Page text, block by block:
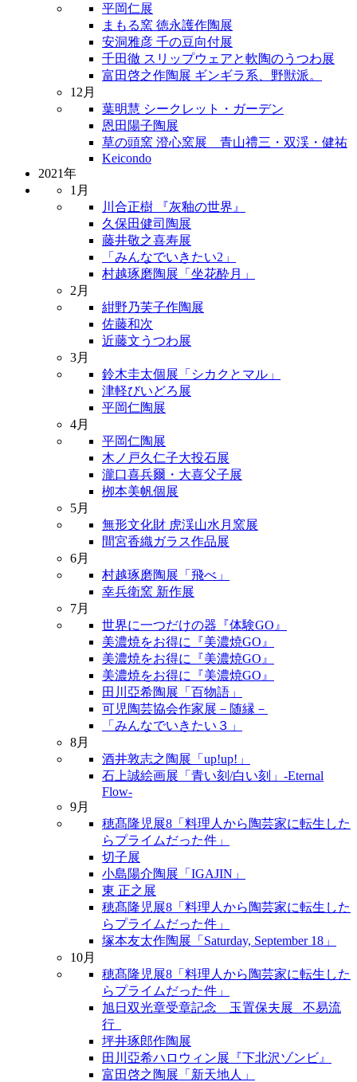
平岡仁展
まもる窯 徳永護作陶展
安洞雅彦 千の豆向付展
千田徹 スリップウェアと軟陶のうつわ展
富田啓之作陶展 ギンギラ系、野獣派。
12月
葉明慧 シークレット・ガーデン
恩田陽子陶展
草の頭窯 澄心窯展 青山禮三・双渓・健祐
Keicondo
2021年
1月
川合正樹 『灰釉の世界』
久保田健司陶展
藤井敬之喜寿展
「みんなでいきたい2」
村越琢磨陶展「坐花酔月」
2月
紺野乃芙子作陶展
佐藤和次
近藤文うつわ展
3月
鈴木圭太個展「シカクとマル」
津軽びいどろ展
平岡仁陶展
4月
平岡仁陶展
木ノ戸久仁子大投石展
瀧口喜兵爾・大喜父子展
栁本美帆個展
5月
無形文化財 虎渓山水月窯展
間宮香織ガラス作品展
6月
村越琢磨陶展「飛べ」
幸兵衛窯 新作展
7月
世界に一つだけの器『体験GO』
美濃焼をお得に『美濃焼GO』
美濃焼をお得に『美濃焼GO』
美濃焼をお得に『美濃焼GO』
田川亞希陶展「百物語」
可児陶芸協会作家展－随縁－
「みんなでいきたい３」
8月
酒井敦志之陶展「up!up!」
石上誠絵画展「青い刻/白い刻」-Eternal
Flow-
9月
穂髙隆児展8「料理人から陶芸家に転生した
らプライムだった件」
切子展
小島陽介陶展「IGAJIN」
東 正之展
穂髙隆児展8「料理人から陶芸家に転生した
らプライムだった件」
塚本友太作陶展「Saturday, September 18」
10月
穂髙隆児展8「料理人から陶芸家に転生した
らプライムだった件」
旭日双光章受章記念 玉置保夫展 _不易流
行_
坪井琢郎作陶展
田川亞希ハロウィン展『下北沢ゾンビ』
富田啓之陶展「新天地人」